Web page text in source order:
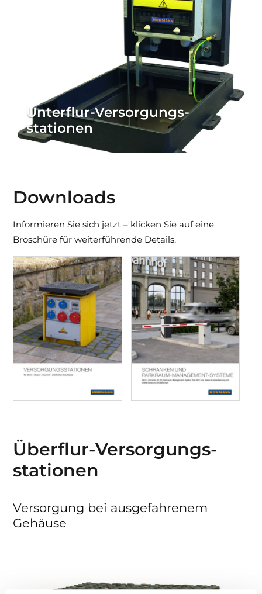
Unterflur-Versorgungs­
stationen
Downloads
Informieren Sie sich jetzt – klicken Sie auf eine
Broschüre für weiterführende Details.
Überflur-Versorgungs­
stationen
Versorgung bei ausgefahrenem
Gehäuse